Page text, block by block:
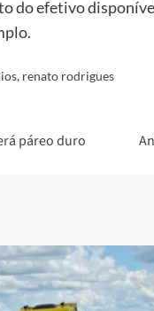
do efetivo
, renato rodrigues
páreo duro